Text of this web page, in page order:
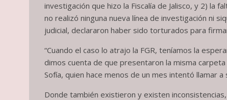
investigación que hizo la Fiscalía de Jalisco, y 2) la
no realizó ninguna nueva línea de investigación ni
judicial, declararon haber sido torturados para
“Cuando el caso lo atrajo la FGR, teníamos la
dimos cuenta de que presentaron la misma
Sofía, quien hace menos de un mes intentó llamar
Donde también existieron y existen